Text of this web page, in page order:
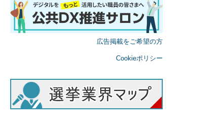
広告掲載をご希望の方
Cookieポリシー